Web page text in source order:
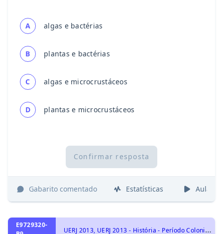
A algas e bactérias
B plantas e bactérias
C algas e microcrustáceos
D plantas e microcrustáceos
Confirmar resposta
Gabarito comentado Estatísticas Aulas
E9729320-
U
ERJ 2013, UERJ 2013 - História - Período Colonial: produção de riqueza e escravismo, História do Brasil